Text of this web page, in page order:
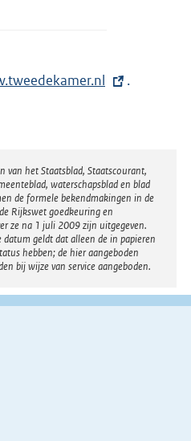
.
van het Staatsblad, Staatscourant,
waterschapsblad en blad
de formele bekendmakingen in de
Rijkswet goedkeuring en
ze na 1 juli 2009 zijn uitgegeven.
geldt dat alleen de in papieren
hebben; de hier aangeboden
bij wijze van service aangeboden.